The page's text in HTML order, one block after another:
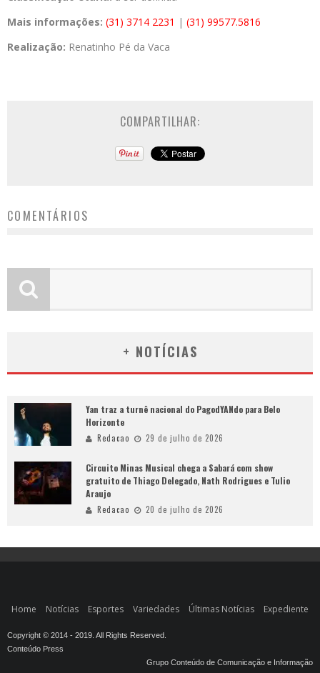
Mais informações: (31) 3714 2231 | (31) 99577.5816
Realização: Renatinho Pé da Vaca
COMPARTILHAR:
COMENTÁRIOS
+ NOTÍCIAS
Yan traz a turnê nacional do PagodYANdo para Belo
Horizonte
Redacao 29 de julho de 2026
Circuito Minas Musical chega a Sabará com show
gratuito de Thiago Delegado, Nath Rodrigues e Tulio
Araujo
Redacao 20 de julho de 2026
Home Notícias Esportes Variedades Últimas Notícias Expediente
Copyright © 2014 - 2019. All Rights Reserved.
Conteúdo Press
Grupo Conteúdo de Comunicação e Informação